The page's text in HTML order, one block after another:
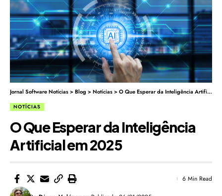
Jornal Software Notícias>Blog >Notícias>O Que Esperar da Inteligência Artificial em 2025
NOTÍCIAS
O Que Esperar da Inteligência
Artificial em 2025
6 Min Read